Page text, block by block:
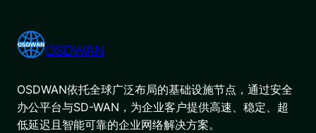
OSDWAN
OSDWAN依托全球广泛布局的基础设施节点，通过安全
办公平台与SD-WAN，为企业客户提供高速、稳定、超
低延迟且智能可靠的企业网络解决方案。